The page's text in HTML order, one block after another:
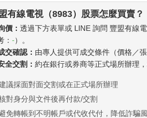
有線電視（8983）股票怎麼買賣？
價：透過下方表單或 LINE 詢問 豐盟有線
：-）。
交確認： 由專人提供可成交條件（價格／
全交割：約在銀行或券商等正式場所辦理
議採面對面交割或在正式場所辦理
對身分與文件後再付款/交割
免轉帳到不明帳戶或代收代付，降低詐騙